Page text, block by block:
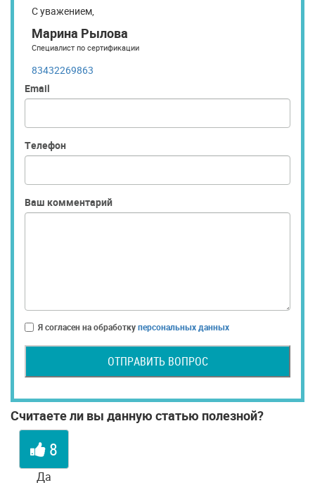
С уважением,
Марина Рылова
Специалист по сертификации
83432269863
Email
Телефон
Ваш комментарий
Я согласен на обработкуперсональных данных
ОТПРАВИТЬ ВОПРОС
Считаете ли вы данную статью полезной?
8
Да